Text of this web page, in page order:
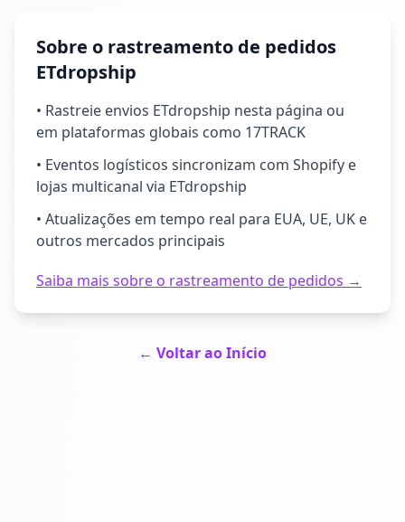
Sobre o rastreamento de pedidos
ETdropship
• Rastreie envios ETdropship nesta página ou
em plataformas globais como 17TRACK
• Eventos logísticos sincronizam com Shopify e
lojas multicanal via ETdropship
• Atualizações em tempo real para EUA, UE, UK e
outros mercados principais
Saiba mais sobre o rastreamento de pedidos →
← Voltar ao Início